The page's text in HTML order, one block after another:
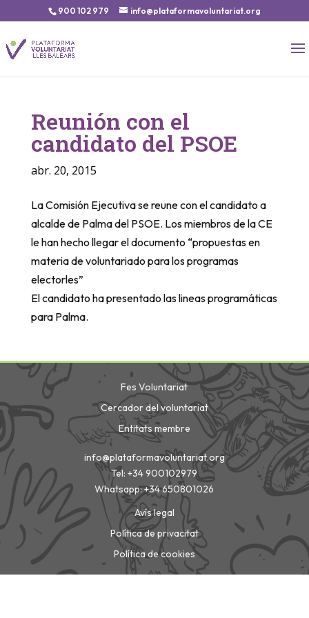
900 102 979 info@plataformavoluntariat.org
Reunión con el
candidato del PSOE
abr. 20, 2015
La Comisión Ejecutiva se reune con el candidato a
alcalde de Palma del PSOE. Los miembros de la CE
le han hecho llegar el documento “propuestas en
materia de voluntariado para los programas
electorles”
El candidato ha presentado las lineas programáticas
para Palma.
Fes Voluntariat
Cercador del voluntariat
Entitats membre
info@plataformavoluntariat.org
Tel: +34 900102979
Whatsapp: +34 650801026
Avís legal
Política de privacitat
Política de cookies